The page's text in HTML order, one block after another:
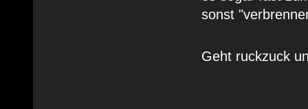
sonst
Geht ruckzuck